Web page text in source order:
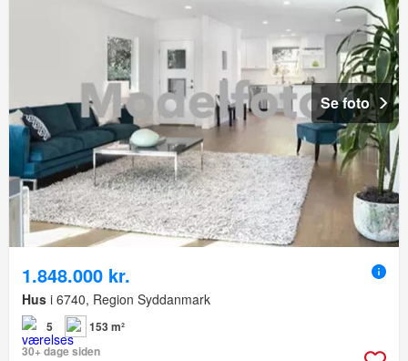
Se foto
1.848.000 kr.
Hus i 6740, Region Syddanmark
5
153 m²
30+ dage siden